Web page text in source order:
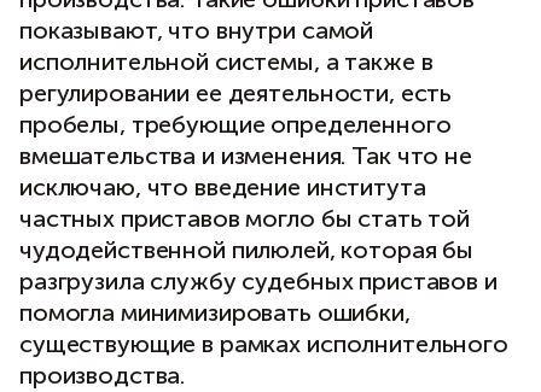
показывают, что внутри самой
исполнительной системы, а также в
регулировании ее деятельности, есть
пробелы, требующие определенного
вмешательства и изменения. Так что не
исключаю, что введение института
частных приставов могло бы стать той
чудодейственной пилюлей, которая бы
разгрузила службу судебных приставов и
помогла минимизировать ошибки,
существующие в рамках исполнительного
производства.